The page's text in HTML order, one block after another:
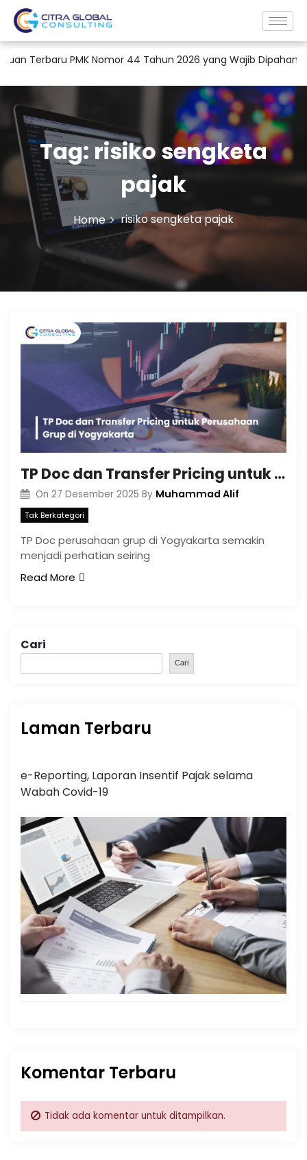
Terbaru PMK Nomor 44 Tahun 2026 yang Wajib Dipahami
Tag:risiko sengketa
pajak
Home risiko sengketa pajak
TP Doc dan Transfer Pricing untuk Perusahaan Grup di Yogyakarta
On 27 Desember 2025 By Muhammad Alif
Tak Berkategori
TP Doc perusahaan grup di Yogyakarta semakin
menjadi perhatian seiring
Read More
Cari
Cari
Laman Terbaru
e-Reporting, Laporan Insentif Pajak selama
Wabah Covid-19
Komentar Terbaru
Tidak ada komentar untuk ditampilkan.